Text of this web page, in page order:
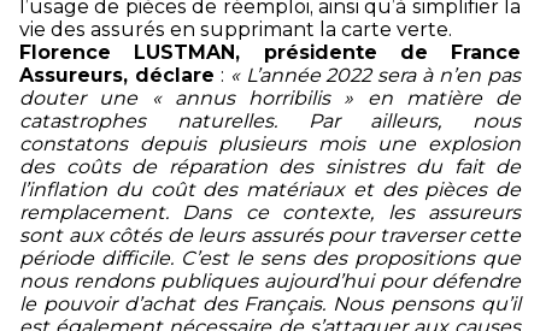
l’usage de pièces de réemploi, ainsi qu’à simplifier la
vie des assurés en supprimant la carte verte.
Florence LUSTMAN, présidente de France
Assureurs, déclare : « L’année 2022 sera à n’en pas
douter une « annus horribilis » en matière de
catastrophes naturelles. Par ailleurs, nous
constatons depuis plusieurs mois une explosion
des coûts de réparation des sinistres du fait de
l’inflation du coût des matériaux et des pièces de
remplacement. Dans ce contexte, les assureurs
sont aux côtés de leurs assurés pour traverser cette
période difficile. C’est le sens des propositions que
nous rendons publiques aujourd’hui pour défendre
le pouvoir d’achat des Français. Nous pensons qu’il
est également nécessaire de s’attaquer aux causes